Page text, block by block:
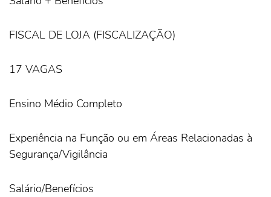
FISCAL DE LOJA (FISCALIZAÇÃO)
17 VAGAS
Ensino Médio Completo
Experiência na Função ou em Áreas Relacionadas à
Segurança/Vigilância
Salário/Benefícios